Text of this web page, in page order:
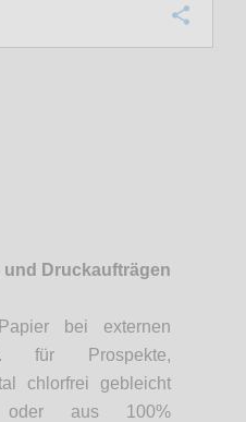
Druckaufträgen
bei externen
für Prospekte,
chlorfrei gebleicht
aus 100%